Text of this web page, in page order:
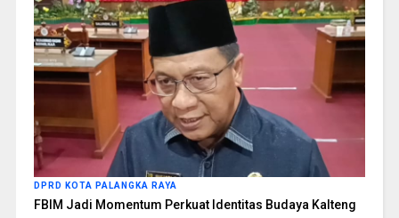
DPRD KOTA PALANGKA RAYA
FBIM Jadi Momentum Perkuat Identitas Budaya Kalteng